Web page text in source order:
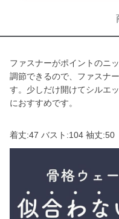
ファスナーがポイントのニ
調節できるので、ファスナ
す。少しだけ開けてシルエ
におすすめです。